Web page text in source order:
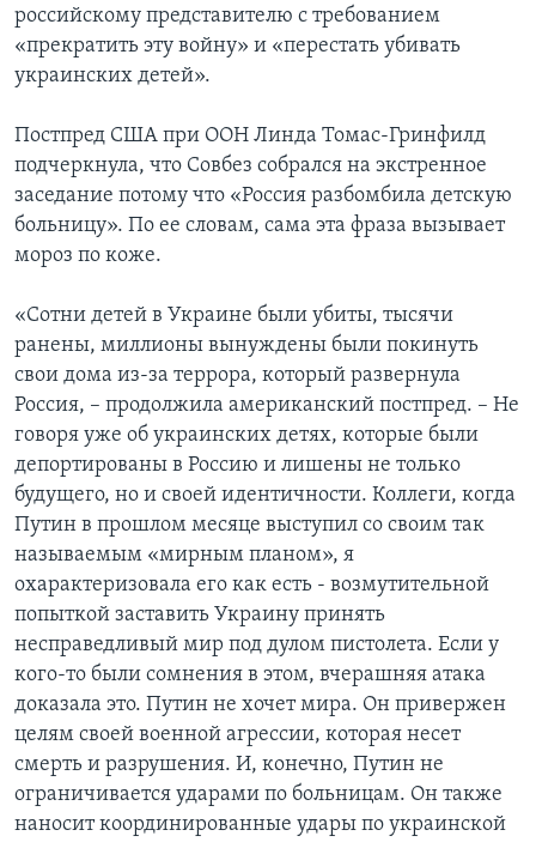
российскому представителю с требованием
«прекратить эту войну» и «перестать убивать
украинских детей».
Постпред США при ООН Линда Томас-Гринфилд
подчеркнула, что Совбез собрался на экстренное
заседание потому что «Россия разбомбила детскую
больницу». По ее словам, сама эта фраза вызывает
мороз по коже.
«Сотни детей в Украине были убиты, тысячи
ранены, миллионы вынуждены были покинуть
свои дома из-за террора, который развернула
Россия, – продолжила американский постпред. – Не
говоря уже об украинских детях, которые были
депортированы в Россию и лишены не только
будущего, но и своей идентичности. Коллеги, когда
Путин в прошлом месяце выступил со своим так
называемым «мирным планом», я
охарактеризовала его как есть - возмутительной
попыткой заставить Украину принять
несправедливый мир под дулом пистолета. Если у
кого-то были сомнения в этом, вчерашняя атака
доказала это. Путин не хочет мира. Он привержен
целям своей военной агрессии, которая несет
смерть и разрушения. И, конечно, Путин не
ограничивается ударами по больницам. Он также
наносит координированные удары по украинской